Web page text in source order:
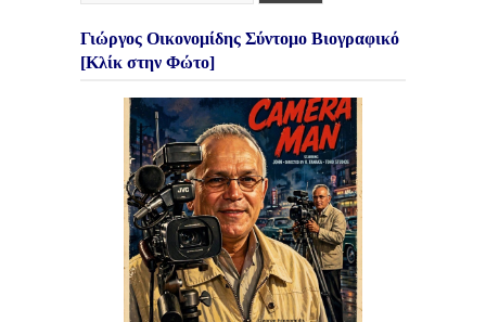
Γιώργος Οικονομίδης Σύντομο Βιογραφικό
[Κλίκ στην Φώτο]